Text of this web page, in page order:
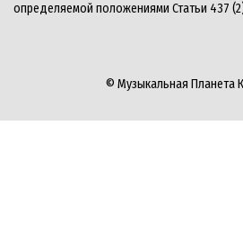
определяемой положениями Статьи 437
© Музыкальная Планета